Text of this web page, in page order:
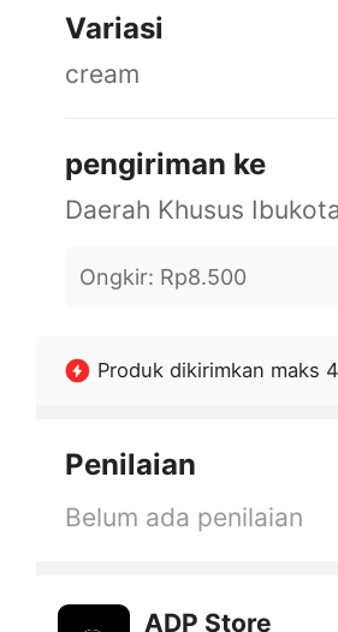
Variasi
cream
pengiriman ke
Ongkir: Rp8.500
Produk dikirimkan maks
Penilaian
Belum ada penilaian
ADP Store